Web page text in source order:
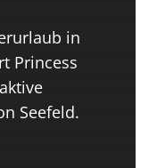
in
Princess
Seefeld.